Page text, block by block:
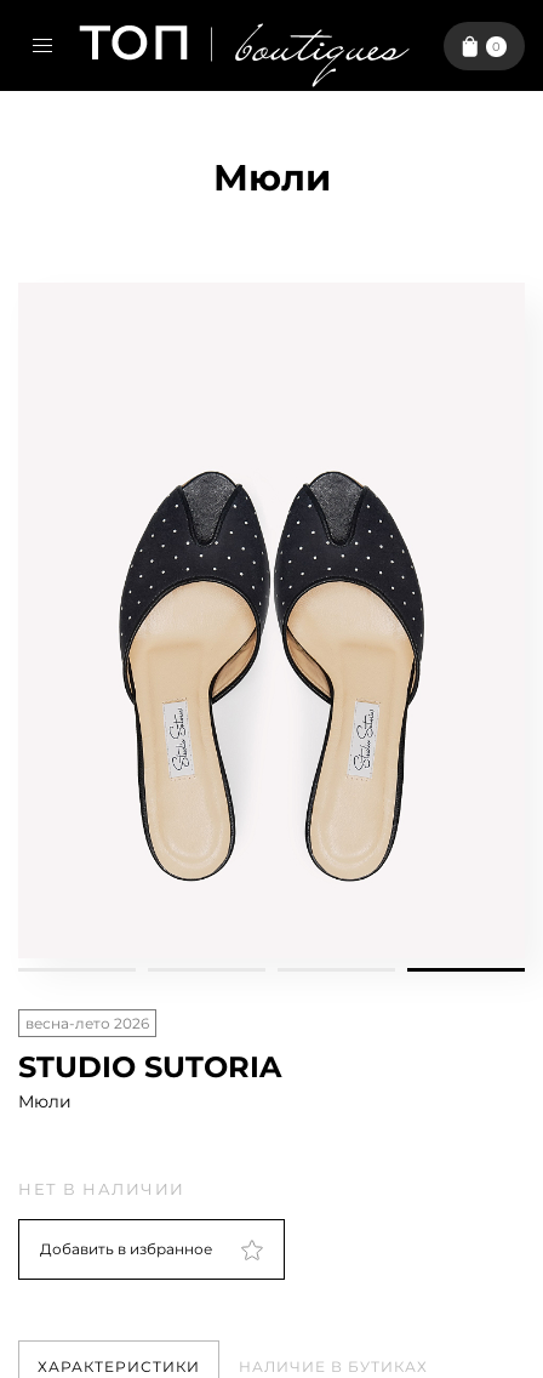
0
Мюли
весна-лето 2026
STUDIO SUTORIA
Мюли
НЕТ В НАЛИЧИИ
Добавить в избранное
ХАРАКТЕРИСТИКИ НАЛИЧИЕ В БУТИКАХ